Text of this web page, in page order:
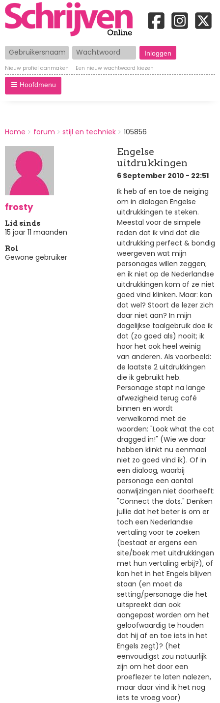
Gebruikersnaam Wachtwoord
Nieuw profiel aanmaken Een nieuw wachtwoord kiezen
Hoofdmenu
BREADCRUMBS
You
here:
Home forum stijl en techniek 105856
frosty
Lid sinds
15 jaar 11 maanden
Rol
Gewone gebruiker
Engelse
uitdrukkingen
6 September 2010 - 22:51
Ik heb af en toe de neiging
om in dialogen Engelse
uitdrukkingen te steken.
Meestal voor de simpele
reden dat ik vind dat die
uitdrukking perfect & bondig
weergeven wat mijn
personages willen zeggen;
en ik niet op de Nederlandse
uitdrukkingen kom of ze niet
goed vind klinken. Maar: kan
dat wel? Stoort de lezer zich
daar niet aan? In mijn
dagelijkse taalgebruik doe ik
dat (zo goed als) nooit; ik
hoor het ook heel weinig
van anderen. Als voorbeeld:
de laatste 2 uitdrukkingen
die ik gebruikt heb.
Personage stapt na lange
afwezigheid terug café
binnen en wordt
verwelkomd met de
woorden: "Look what the cat
dragged in!" (Wie we daar
hebben klinkt nu eenmaal
niet zo goed vind ik). Of in
een dialoog, waarbij
personage een aantal
aanwijzingen niet doorheeft:
"Connect the dots." Denken
jullie dat het beter is om er
toch een Nederlandse
vertaling voor te zoeken
(bestaat er ergens een
site/boek met uitdrukkingen
met hun vertaling erbij?), of
kan het in het Engels blijven
staan (en moet de
setting/personage die het
uitspreekt dan ook
aangepast worden om het
geloofwaardig te houden
dat hij af en toe iets in het
Engels zegt)? (het
eenvoudigst zou natuurlijk
zijn om het door een
proeflezer te laten nalezen,
maar daar vind ik het nog
iets te vroeg voor)